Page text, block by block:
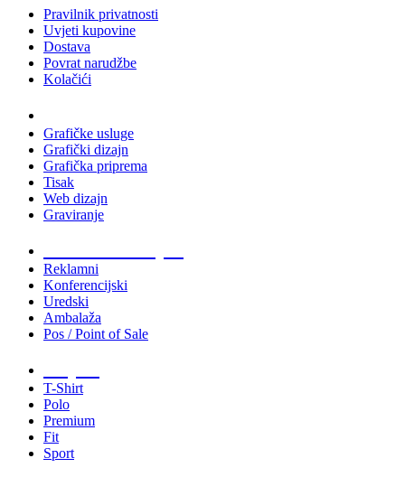
Pravilnik privatnosti
Uvjeti kupovine
Dostava
Povrat narudžbe
Kolačići
Grafičke usluge
Grafički dizajn
Grafička priprema
Tisak
Web dizajn
Graviranje
Reklamni
Konferencijski
Uredski
Ambalaža
Pos / Point of Sale
T-Shirt
Polo
Premium
Fit
Sport